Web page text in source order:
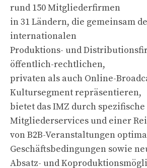
rund 150 Mitgliederfirmen
in 31 Ländern, die gemeinsam
internationalen
Produktions- und
öffentlich-rechtlichen,
privaten als auch Online-
Kultursegment repräsentieren,
bietet das IMZ durch spezifische
Mitgliederservices und einer
von B2B-Veranstaltungen
Geschäftsbedingungen sowie
Absatz- und